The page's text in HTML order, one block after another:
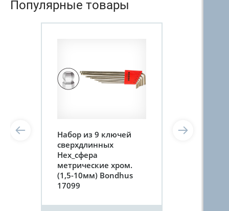
Популярные товары
Набор из 9 ключей
сверхдлинных
Hex_сфера
метрические хром.
(1,5-10мм) Bondhus
17099